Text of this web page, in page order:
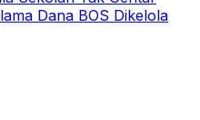
Dana BOS Dikelola